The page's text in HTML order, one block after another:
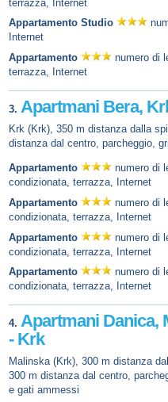
terrazza, Internet
Appartamento Studio
Internet
Appartamento
numero di
terrazza, Internet
3. Apartmani Bera,
Krk (Krk), 350 m distanza dalla
distanza dal centro, parcheggio, grill
Appartamento
numero di
condizionata, terrazza, Internet
Appartamento
numero di
condizionata, terrazza, Internet
Appartamento
numero di
condizionata, terrazza, Internet
Appartamento
numero di
condizionata, terrazza, Internet
4. Apartmani Danica,
- Krk
Malinska (Krk), 300 m distanza
300 m distanza dal centro,
e gati ammessi